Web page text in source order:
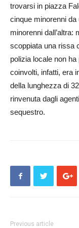
trovarsi in piazza
cinque minorenni
minorenni dall’altra:
scoppiata una rissa
polizia locale non
coinvolti, infatti, era
della lunghezza di
rinvenuta dagli
sequestro.
Previous article